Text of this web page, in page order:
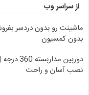
از سراسر وب
ماشینت رو بدون دردسر
بدون کمسیون
دوربین مداربسته 360 درجه |
نصب آسان و راحت